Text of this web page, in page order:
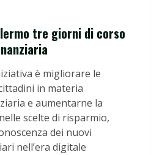
tre giorni di corso
è migliorare le
in materia
e aumentarne la
scelte di risparmio,
dei nuovi
nell’era digitale